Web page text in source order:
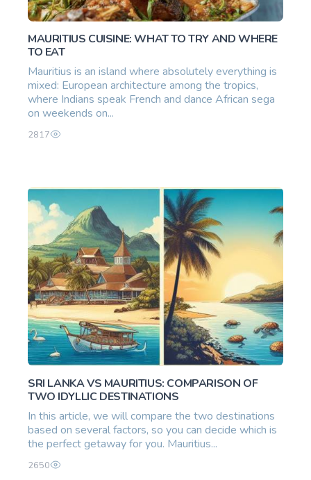
MAURITIUS CUISINE: WHAT TO TRY AND WHERE
TO EAT
Mauritius is an island where absolutely everything is
mixed: European architecture among the tropics,
where Indians speak French and dance African sega
on weekends on...
2817
SRI LANKA VS MAURITIUS: COMPARISON OF
TWO IDYLLIC DESTINATIONS
In this article, we will compare the two destinations
based on several factors, so you can decide which is
the perfect getaway for you. Mauritius...
2650